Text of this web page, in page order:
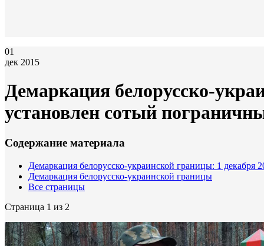
01
дек 2015
Демаркация белорусско-
установлен сотый
Содержание материала
Демаркация белорусско-украинской границы: 1 декабря
Демаркация белорусско-украинской границы
Все страницы
Страница 1 из 2